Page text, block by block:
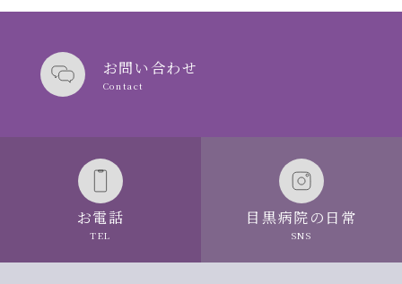
お問い合わせ
Contact
お電話
TEL
目黒病院の日常
SNS